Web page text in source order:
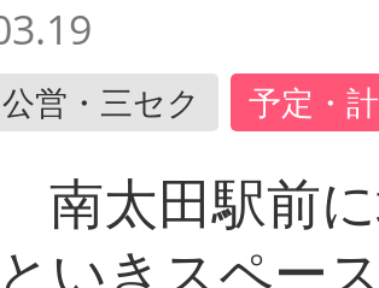
営・三セク 予定・
南太田駅前
といきスペー